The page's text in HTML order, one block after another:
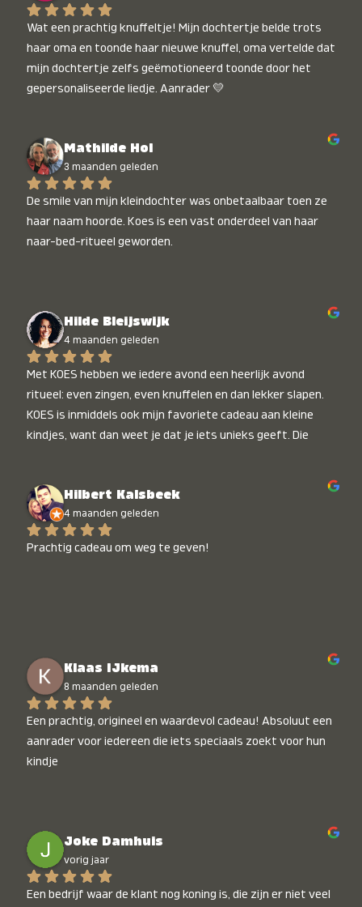
Wat een prachtig knuffeltje! Mijn dochtertje belde trots
haar oma en toonde haar nieuwe knuffel, oma vertelde dat
mijn dochtertje zelfs geëmotioneerd toonde door het
gepersonaliseerde liedje. Aanrader 💛
Mathilde Hol
3 maanden geleden
De smile van mijn kleindochter was onbetaalbaar toen ze
haar naam hoorde. Koes is een vast onderdeel van haar
naar-bed-ritueel geworden.
Hilde Bleijswijk
4 maanden geleden
Met KOES hebben we iedere avond een heerlijk avond
ritueel: even zingen, even knuffelen en dan lekker slapen.
KOES is inmiddels ook mijn favoriete cadeau aan kleine
kindjes, want dan weet je dat je iets unieks geeft. Die
Hilbert Kalsbeek
4 maanden geleden
Prachtig cadeau om weg te geven!
Klaas IJkema
8 maanden geleden
Een prachtig, origineel en waardevol cadeau! Absoluut een
aanrader voor iedereen die iets speciaals zoekt voor hun
kindje
Joke Damhuis
vorig jaar
Een bedrijf waar de klant nog koning is, die zijn er niet veel